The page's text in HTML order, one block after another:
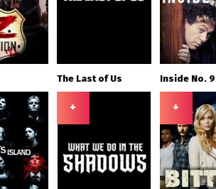
The Last of Us Inside No. 9
+ +